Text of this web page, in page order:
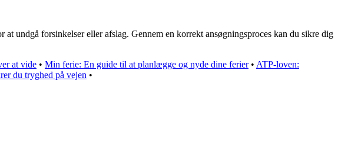
undgå forsinkelser eller afslag. Gennem en korrekt ansøgningsproces kan du sikre dig
at vide • Min ferie: En guide til at planlægge og nyde dine ferier• ATP-loven:
du tryghed på vejen •